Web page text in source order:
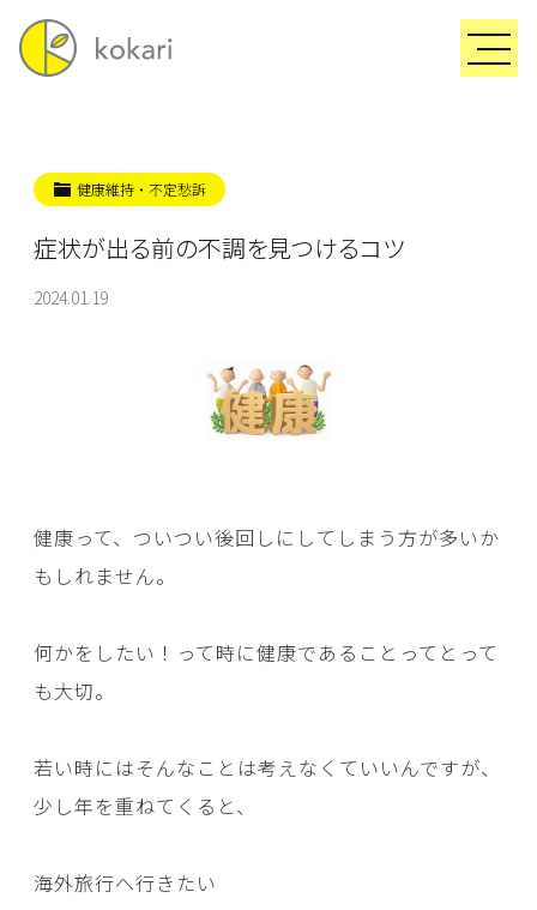
健康維持・不定愁訴
症状が出る前の不調を見つけるコツ
2024.01.19
健康って、ついつい後回しにしてしまう方が多いか
もしれません。
何かをしたい！って時に健康であることってとって
も大切。
若い時にはそんなことは考えなくていいんですが、
少し年を重ねてくると、
海外旅行へ行きたい